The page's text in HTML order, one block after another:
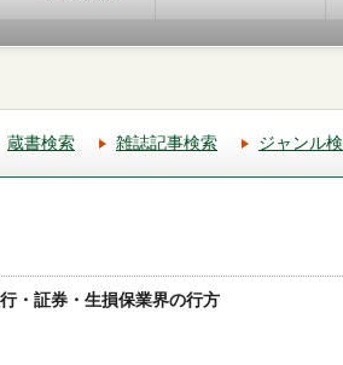
蔵書検索 雑誌記事検索 ジャンル
・証券・生損保業界の行方